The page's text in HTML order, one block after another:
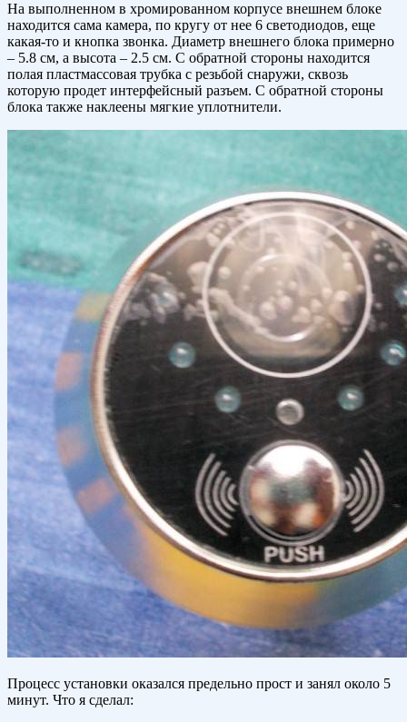
На выполненном в хромированном корпусе внешнем блоке
находится сама камера, по кругу от нее 6 светодиодов, еще
какая-то и кнопка звонка. Диаметр внешнего блока примерно
– 5.8 см, а высота – 2.5 см. С обратной стороны находится
полая пластмассовая трубка с резьбой снаружи, сквозь
которую продет интерфейсный разъем. С обратной стороны
блока также наклеены мягкие уплотнители.
Процесс установки оказался предельно прост и занял около 5
минут. Что я сделал: